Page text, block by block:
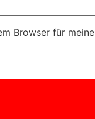
Browser für